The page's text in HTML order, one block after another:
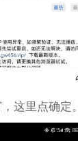
这里点确定。